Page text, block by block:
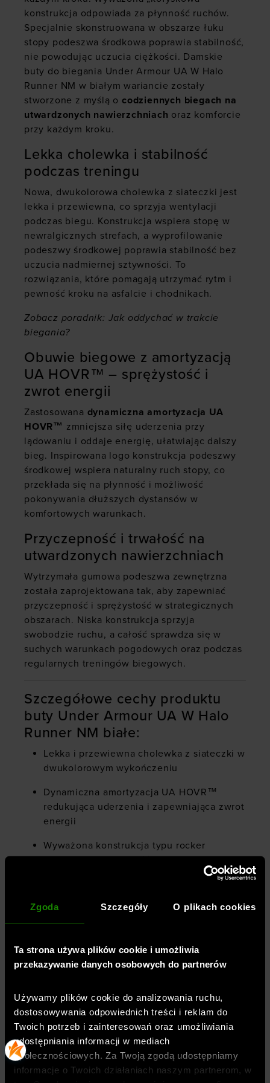
Zgoda Szczegóły O plikach cookies
Ta strona używa plików cookie i umożliwia
przekazywanie danych osobowych do partnerów
Używamy plików cookie do analizowania ruchu,
dostosowywania odpowiednich treści i reklam do
Twoich potrzeb i zainteresowań oraz umożliwiania
udostępniania informacji w mediach
społecznościowych. Za Twoją zgodą udostępniamy
informacje o Twoich działaniach naszym partnerom, w
konstrukcja odpowiada za płynność ruchów.
Specjalnie skonstruowana w obszarze łuku
stopy podeszwa środkowa poprawia stabilność,
nie powodując uczucia ciężkości. Damskie
buty do biegania Under Armour UA W Halo
Runner NM w białym wariancie zostały
stworzone z myślą ocodziennych biegach na
utwardzonych nawierzchniach oraz komforcie
przy każdym kroku.
Lekka cholewka i stabilność
podczas treningu
Nowa, dwukolorowa cholewka z siateczki jest
lekka i przewiewna, co sprzyja wentylacji
podczas biegu. Konstrukcja wspiera stopę w
newralgicznych strefach, a wyprofilowanie
podeszwy środkowej poprawia stabilność bez
uczucia nadmiernej sztywności. To
rozwiązania, które pomagają utrzymać rytm i
pewność kroku na asfalcie i chodnikach.
Zobacz poradnik: Jak oddychać w trakcie
biegania?
Obuwie biegowe z amortyzacją
UA HOVR™ – sprężystość i
zwrot energii
Zastosowana dynamiczna amortyzacja UA
HOVR™ zmniejsza siłę uderzenia przy
lądowaniu i oddaje energię, ułatwiając dalszy
bieg. Inspirowana logo konstrukcja podeszwy
środkowej wspiera naturalny ruch stopy, co
przekłada się na płynność i możliwość
pokonywania dłuższych dystansów w
komfortowych warunkach.
Przyczepność i trwałość na
utwardzonych nawierzchniach
Wytrzymała gumowa podeszwa zewnętrzna
została zaprojektowana tak, aby zapewniać
przyczepność i sprężystość w strategicznych
obszarach. Niska konstrukcja sprzyja
swobodzie ruchu, a całość sprawdza się w
suchych warunkach pogodowych oraz podczas
regularnych treningów biegowych.
Szczegółowe cechy produktu
buty Under Armour UA W Halo
Runner NM białe:
Lekka i przewiewna cholewka z siateczki w
dwukolorowym wykończeniu
Dynamiczna amortyzacja UA HOVR™
redukująca uderzenia i zapewniająca zwrot
energii
Wyważona konstrukcja typu rocker
poprawiająca płynność ruchu
Podeszwa środkowa wspierająca stabilność
Wytrzymała gumowa podeszwa
Przeznaczenie do codziennych biegów na
Materiał cholewki: 64% materiał tekstylny,
36% materiał syntetyczny
Podeszwa: 100% guma